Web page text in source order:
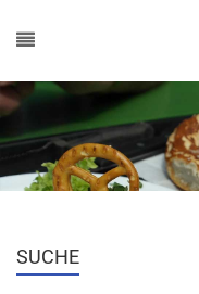
SUCHE